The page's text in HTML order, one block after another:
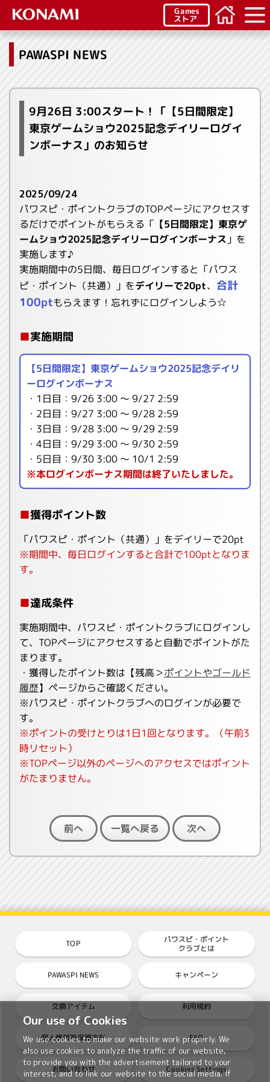
Games
ストア
PAWASPI NEWS
9月26日 3:00スタート！「【5日間限定】
東京ゲームショウ2025記念デイリーログイ
ンボーナス」のお知らせ
2025/09/24
パワスピ・ポイントクラブのTOPページにアクセスす
るだけでポイントがもらえる「 【5日間限定】東京ゲ
ームショウ2025記念デイリーログインボーナス 」を
実施します♪
実施期間中の5日間、毎日ログインすると「パワス
ピ・ポイント（共通）」をデイリーで20pt、 合計
100ptもらえます！忘れずにログインしよう☆
■実施期間
【5日間限定】東京ゲームショウ2025記念デイリ
ーログインボーナス
・1日目：9/26 3:00 〜 9/27 2:59
・2日目：9/27 3:00 〜 9/28 2:59
・3日目：9/28 3:00 〜 9/29 2:59
・4日目：9/29 3:00 〜 9/30 2:59
・5日目：9/30 3:00 〜 10/1 2:59
※本ログインボーナス期間は終了いたしました。
■獲得ポイント数
「パワスピ・ポイント（共通）」をデイリーで20pt
※期間中、毎日ログインすると合計で100ptとなりま
す。
■達成条件
実施期間中、パワスピ・ポイントクラブにログインし
て、TOPページにアクセスすると自動でポイントがた
まります。
・獲得したポイント数は【残高＞ポイントやゴールド
履歴】ページからご確認ください。
※パワスピ・ポイントクラブへのログインが必要で
す。
※ポイントの受けとりは1日1回となります。（午前3
時リセット）
※TOPページ以外のページへのアクセスではポイント
がたまりません。
前へ 一覧へ戻る 次へ
TOP パワスピ・ポイント
クラブとは
PAWASPI NEWS キャンペーン
交換アイテム 利用規約
個人情報等保護方針 FAQ
お問い合わせ Cookies Settings
Our use of Cookies
We use cookies to make our website work properly. We
also use cookies to analyze the traffic of our website,
to provide you with the advertisement tailored to your
interest, and to link our website to the social media. If